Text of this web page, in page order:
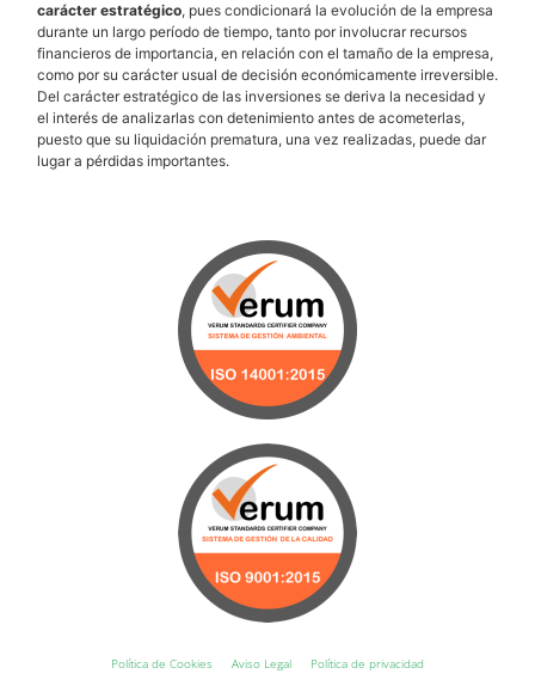
carácter estratégico, pues condicionará la evolución de la empresa
durante un largo período de tiempo, tanto por involucrar recursos
financieros de importancia, en relación con el tamaño de la empresa,
como por su carácter usual de decisión económicamente irreversible.
Del carácter estratégico de las inversiones se deriva la necesidad y
el interés de analizarlas con detenimiento antes de acometerlas,
puesto que su liquidación prematura, una vez realizadas, puede dar
lugar a pérdidas importantes.
Política de Cookies Aviso Legal Política de privacidad